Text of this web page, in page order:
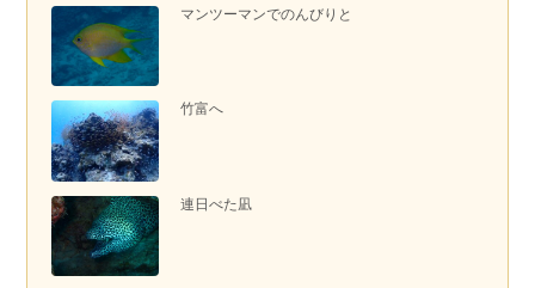
マンツーマンでのんびりと
竹富へ
連日べた凪